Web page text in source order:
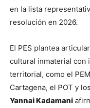
en la lista
resolución en 2026.
El PES plantea
cultural inmaterial con
territorial, como el
Yannai Kadamani